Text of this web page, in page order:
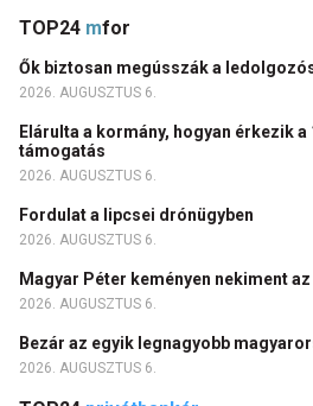
TOP24 mfor
Ők biztosan megússzák a
2026. AUGUSZTUS 6.
Elárulta a kormány, hogyan érkezik
támogatás
2026. AUGUSZTUS 6.
Fordulat a lipcsei drónügyben
2026. AUGUSZTUS 6.
Magyar Péter keményen nekiment
2026. AUGUSZTUS 6.
Bezár az egyik legnagyobb
2026. AUGUSZTUS 6.